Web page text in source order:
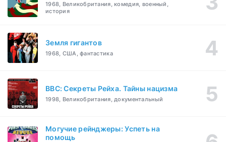
1968, Великобритания, комедия, военный,
история
Земля гигантов
1968, США, фантастика
BBC: Секреты Рейха. Тайны нацизма
1998, Великобритания, документальный
Могучие рейнджеры: Успеть на
помощь